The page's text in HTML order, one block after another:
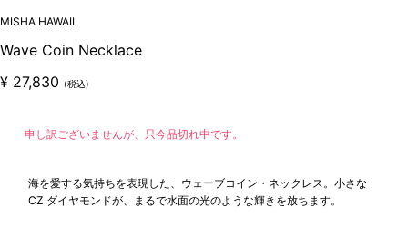
MISHA HAWAII
Wave Coin Necklace
¥ 27,830 (税込)
申し訳ございませんが、只今品切れ中です。
海を愛する気持ちを表現した、ウェーブコイン・ネックレス。小さな
CZ ダイヤモンドが、まるで水面の光のような輝きを放ちます。